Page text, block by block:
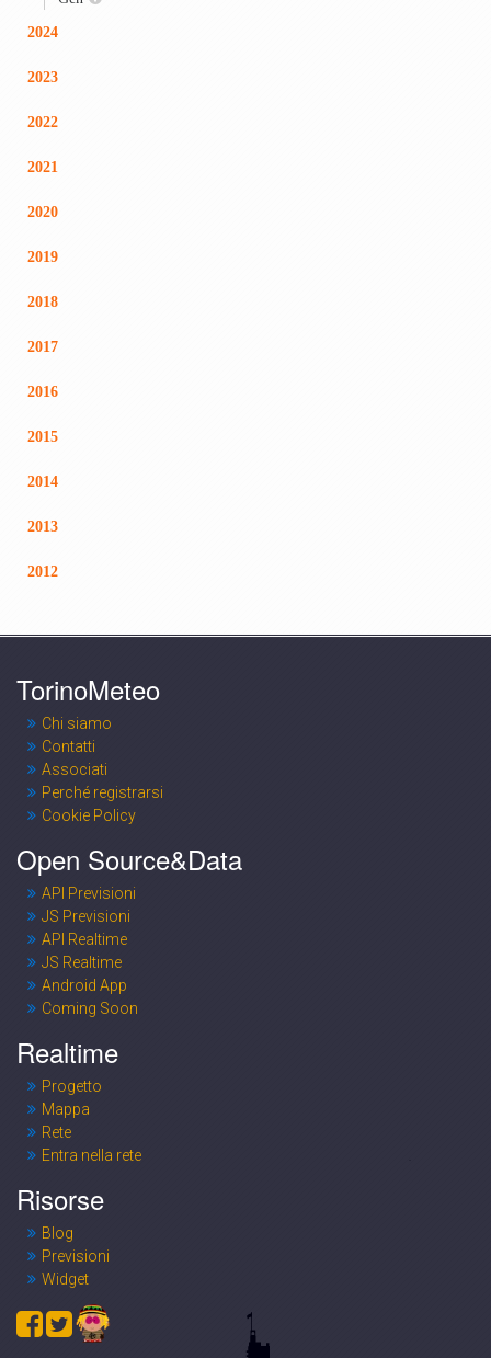
2024
2023
2022
2021
2020
2019
2018
2017
2016
2015
2014
2013
2012
TorinoMeteo
Chi siamo
Contatti
Associati
Perché registrarsi
Cookie Policy
Open Source&Data
API Previsioni
JS Previsioni
API Realtime
JS Realtime
Android App
Coming Soon
Realtime
Progetto
Mappa
Rete
Entra nella rete
Risorse
Blog
Previsioni
Widget